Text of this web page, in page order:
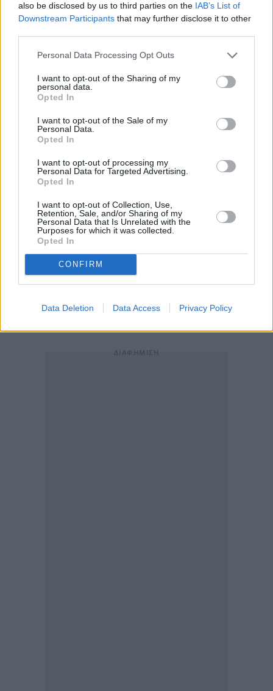
also be disclosed by us to third parties on the IAB’s List of
Downstream Participants that may further disclose it to other
Personal Data Processing Opt Outs
I want to opt-out of the Sharing of my
personal data.
Opted In
I want to opt-out of the Sale of my
Personal Data.
Opted In
I want to opt-out of processing my
Personal Data for Targeted Advertising.
Opted In
I want to opt-out of Collection, Use,
Retention, Sale, and/or Sharing of my
Personal Data that Is Unrelated with the
Purposes for which it was collected.
Opted In
CONFIRM
Data Deletion Data Access Privacy Policy
«Είμαστε έτοιμοι να υπερασπισθούμε κάθε εκατοστό
του ΝΑΤΟ, περιλαμβανομένου του δικού μας
εδάφους ... Φυσικά θα υπερασπισθούμε το βασίλειο
της Δανίας», δήλωσε η Φρεντέρικσεν.
«Ένας από τους λόγους για τους οποίους
οικοδομήσαμε το ΝΑΤΟ πολλά, πολλά χρόνια πριν,
είναι το ότι, αν συμβεί οτιδήποτε σε έναν από εμάς,
τότε όλοι θα πρέπει να συμπαρασταθούμε ο ένας